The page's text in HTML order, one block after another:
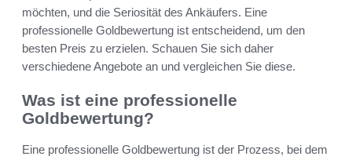
möchten, und die Seriosität des Ankäufers. Eine
professionelle Goldbewertung ist entscheidend, um den
besten Preis zu erzielen. Schauen Sie sich daher
verschiedene Angebote an und vergleichen Sie diese.
Was ist eine professionelle
Goldbewertung?
Eine professionelle Goldbewertung ist der Prozess, bei dem